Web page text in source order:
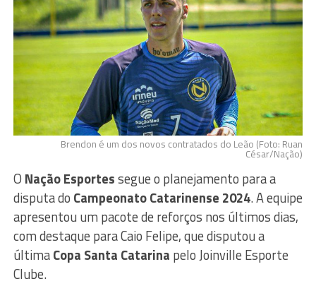
Brendon é um dos novos contratados do Leão (Foto: Ruan
César/Nação)
O Nação Esportessegue o planejamento para a
disputa do Campeonato Catarinense 2024. A equipe
apresentou um pacote de reforços nos últimos dias,
com destaque para Caio Felipe, que disputou a
últimaCopa Santa Catarina pelo Joinville Esporte
Clube.